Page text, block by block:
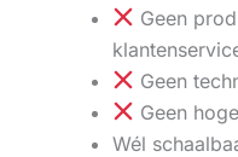
Geen
Geen
Geen
Wél